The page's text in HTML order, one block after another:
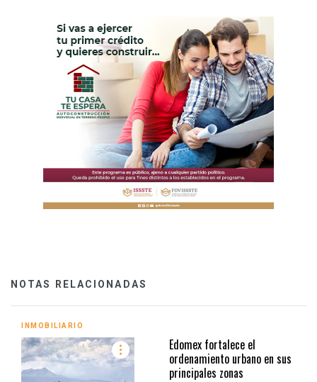
NOTAS RELACIONADAS
INMOBILIARIO
Edomex fortalece el
ordenamiento urbano en sus
principales zonas